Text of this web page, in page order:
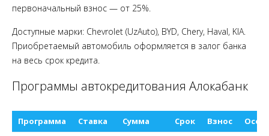
первоначальный взнос — от 25%.
Доступные марки: Chevrolet (UzAuto), BYD, Chery, Haval, KIA.
Приобретаемый автомобиль оформляется в залог банка
на весь срок кредита.
Программы автокредитования Алокабанк
Программа Ставка Сумма Срок Взнос